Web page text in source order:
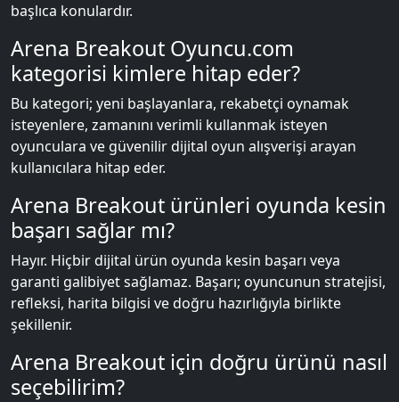
başlıca konulardır.
Arena Breakout Oyuncu.com
kategorisi kimlere hitap eder?
Bu kategori; yeni başlayanlara, rekabetçi oynamak
isteyenlere, zamanını verimli kullanmak isteyen
oyunculara ve güvenilir dijital oyun alışverişi arayan
kullanıcılara hitap eder.
Arena Breakout ürünleri oyunda kesin
başarı sağlar mı?
Hayır. Hiçbir dijital ürün oyunda kesin başarı veya
garanti galibiyet sağlamaz. Başarı; oyuncunun stratejisi,
refleksi, harita bilgisi ve doğru hazırlığıyla birlikte
şekillenir.
Arena Breakout için doğru ürünü nasıl
seçebilirim?